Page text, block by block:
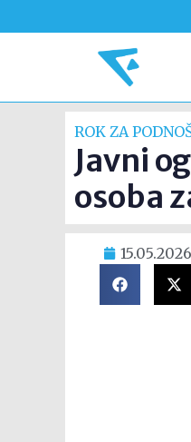
ROK ZA
Javni
osoba
15.05.2026